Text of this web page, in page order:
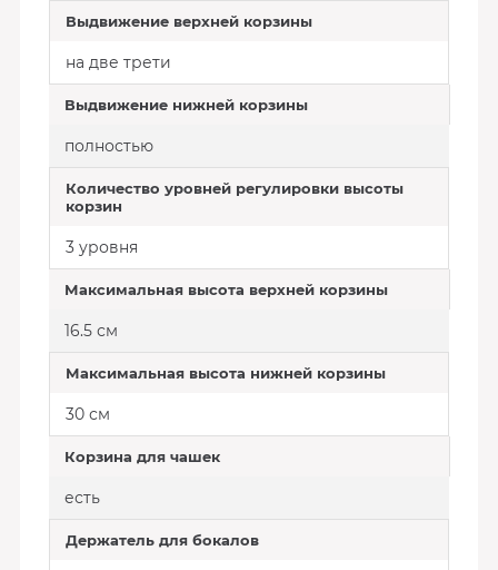
Выдвижение верхней корзины
на две трети
Выдвижение нижней корзины
полностью
Количество уровней регулировки высоты
корзин
3 уровня
Максимальная высота верхней корзины
16.5 см
Максимальная высота нижней корзины
30 см
Корзина для чашек
есть
Держатель для бокалов